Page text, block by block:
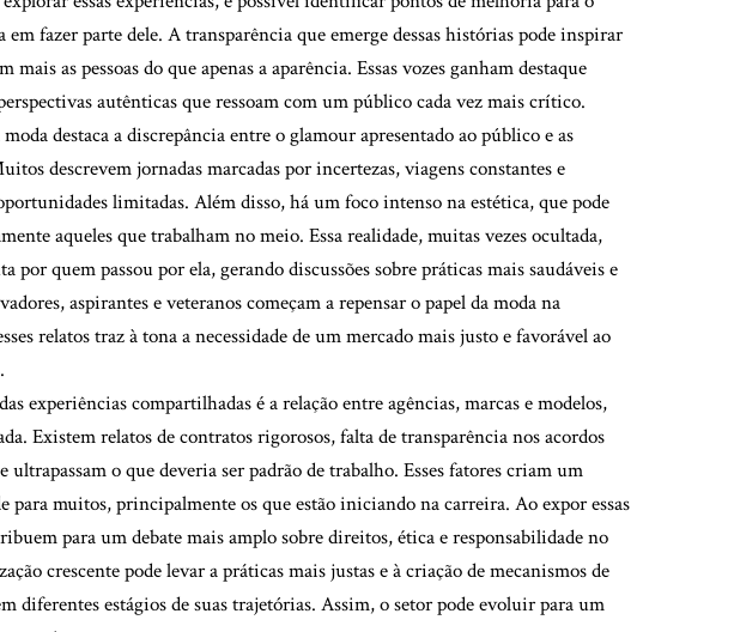
em fazer parte dele. A transparência que emerge dessas histórias pode inspirar
as pessoas do que apenas a aparência. Essas vozes ganham destaque
autênticas que ressoam com um público cada vez mais crítico.
destaca a discrepância entre o glamour apresentado ao público e as
descrevem jornadas marcadas por incertezas, viagens constantes e
limitadas. Além disso, há um foco intenso na estética, que pode
aqueles que trabalham no meio. Essa realidade, muitas vezes ocultada,
por quem passou por ela, gerando discussões sobre práticas mais saudáveis e
aspirantes e veteranos começam a repensar o papel da moda na
relatos traz à tona a necessidade de um mercado mais justo e favorável ao
experiências compartilhadas é a relação entre agências, marcas e modelos,
Existem relatos de contratos rigorosos, falta de transparência nos acordos
ultrapassam o que deveria ser padrão de trabalho. Esses fatores criam um
para muitos, principalmente os que estão iniciando na carreira. Ao expor essas
para um debate mais amplo sobre direitos, ética e responsabilidade no
crescente pode levar a práticas mais justas e à criação de mecanismos de
diferentes estágios de suas trajetórias. Assim, o setor pode evoluir para um